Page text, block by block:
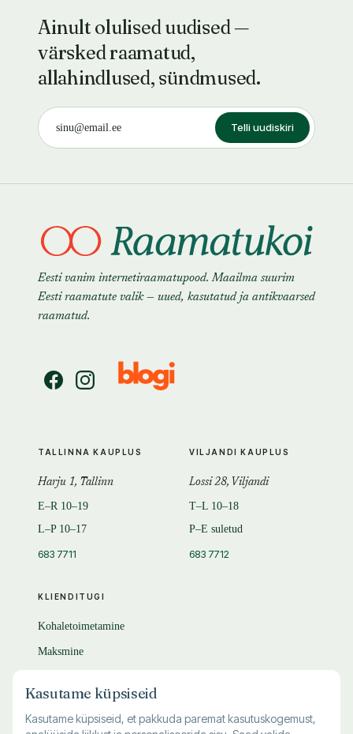
Ainult olulised uudised —
värsked raamatud,
allahindlused, sündmused.
Telli uudiskiri
Eesti vanim internetiraamatupood. Maailma suurim
Eesti raamatute valik — uued, kasutatud ja antikvaarsed
raamatud.
KLIENDITUGI
Kohaletoimetamine
Maksmine
KKK
TALLINNA KAUPLUS
Harju 1, Tallinn
E–R 10–19
L–P 10–17
683 7711
VILJANDI KAUPLUS
Lossi 28, Viljandi
T–L 10–18
P–E suletud
683 7712
Kasutame küpsiseid
Kasutame küpsiseid, et pakkuda paremat kasutuskogemust,